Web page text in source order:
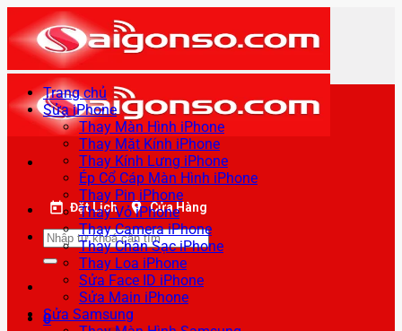
qua
nội
dung
Đặt Lịch Cửa Hàng
Tìm
kiếm:
0
Trang chủ
Sửa iPhone
Thay Màn Hình iPhone
Thay Mặt Kính iPhone
Thay Kính Lưng iPhone
Ép Cổ Cáp Màn Hình iPhone
Thay Pin iPhone
Thay Vỏ iPhone
Thay Camera iPhone
Thay Chân Sạc iPhone
Thay Loa iPhone
Sửa Face ID iPhone
Sửa Main iPhone
Sửa Samsung